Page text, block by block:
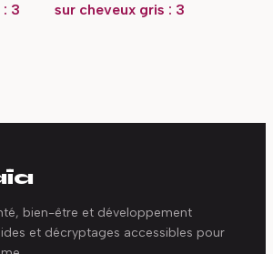
3
sur cheveux gris : 3
bien-être et développement
et décryptages accessibles pour